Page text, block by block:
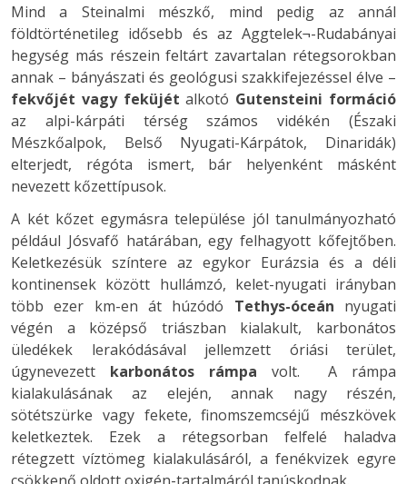
Mind a Steinalmi mészkő, mind pedig az annál
földtörténetileg idősebb és az Aggtelek¬-Rudabányai
hegység más részein feltárt zavartalan rétegsorokban
annak – bányászati és geológusi szakkifejezéssel élve –
fekvőjét vagy feküjét alkotó Gutensteini formáció
az alpi-kárpáti térség számos vidékén (Északi
Mészkőalpok, Belső Nyugati-Kárpátok, Dinaridák)
elterjedt, régóta ismert, bár helyenként másként
nevezett kőzettípusok.
A két kőzet egymásra települése jól tanulmányozható
például Jósvafő határában, egy felhagyott kőfejtőben.
Keletkezésük színtere az egykor Eurázsia és a déli
kontinensek között hullámzó, kelet-nyugati irányban
több ezer km-en át húzódó Tethys-óceán nyugati
végén a középső triászban kialakult, karbonátos
üledékek lerakódásával jellemzett óriási terület,
úgynevezett karbonátos rámpa volt. A rámpa
kialakulásának az elején, annak nagy részén,
sötétszürke vagy fekete, finomszemcséjű mészkövek
keletkeztek. Ezek a rétegsorban felfelé haladva
rétegzett víztömeg kialakulásáról, a fenékvizek egyre
csökkenő oldott oxigén-tartalmáról tanúskodnak.